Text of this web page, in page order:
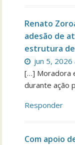
Renato
adesão de
estrutura
jun 5, 2026
[…] Moradora
durante ação
Responder
Com apoio